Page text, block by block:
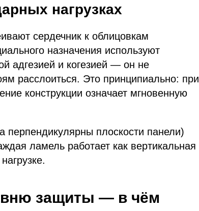
нагрузках
сердечник к облицовкам
назначения используют
адгезией и когезией — он не
расслоиться. Это принципиально: при
конструкции означает мгновенную
перпендикулярны плоскости панели)
ламель работает как вертикальная
защиты — в чём